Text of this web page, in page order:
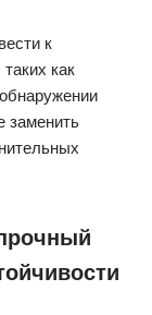
к
как
заменить